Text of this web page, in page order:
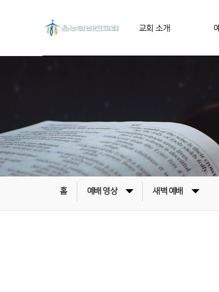
교회 소개
홈 예배 영상 새벽 예배